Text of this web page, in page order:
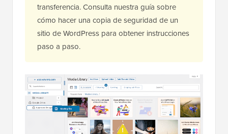
transferencia. Consulta nuestra guía sobre
cómo hacer una copia de seguridad de un
sitio de WordPress para obtener instrucciones
paso a paso.